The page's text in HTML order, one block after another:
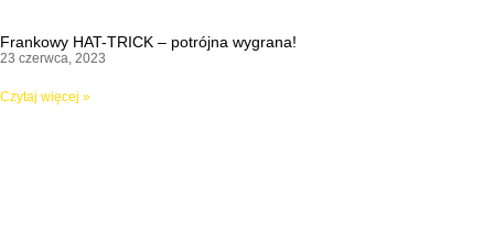
Frankowy HAT-TRICK – potrójna wygrana!
23 czerwca, 2023
Czytaj więcej »